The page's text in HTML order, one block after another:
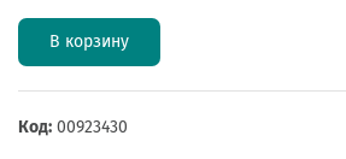
В корзину
Код: 00923430